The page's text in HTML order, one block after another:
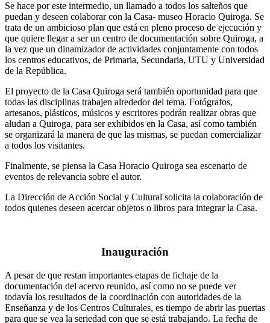
Se hace por este intermedio, un llamado a todos los salteños que
puedan y deseen colaborar con la Casa- museo Horacio Quiroga. Se
trata de un ambicioso plan que está en pleno proceso de ejecución y
que quiere llegar a ser un centro de documentación sobre Quiroga, a
la vez que un dinamizador de actividades conjuntamente con todos
los centros educativos, de Primaria, Secundaria, UTU y Universidad
de la República.
El proyecto de la Casa Quiroga será también oportunidad para que
todas las disciplinas trabajen alrededor del tema. Fotógrafos,
artesanos, plásticos, músicos y escritores podrán realizar obras que
aludan a Quiroga, para ser exhibidos en la Casa, así como también
se organizará la manera de que las mismas, se puedan comercializar
a todos los visitantes.
Finalmente, se piensa la Casa Horacio Quiroga sea escenario de
eventos de relevancia sobre el autor.
La Dirección de Acción Social y Cultural solicita la colaboración de
todos quienes deseen acercar objetos o libros para integrar la Casa.
Inauguración
A pesar de que restan importantes etapas de fichaje de la
documentación del acervo reunido, así como no se puede ver
todavía los resultados de la coordinación con autoridades de la
Enseñanza y de los Centros Culturales, es tiempo de abrir las puertas
para que se vea la seriedad con que se está trabajando. La fecha de